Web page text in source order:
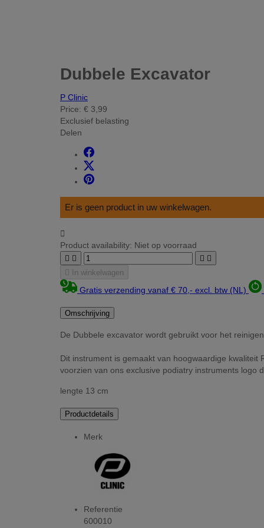
Dubbele Excavator
P Clinic
Price: € 3,99
Exclusief belasting
Delen
Er is geen product in uw winkelwagen.

Product availability: Niet op voorraad
   
In winkelwagen
Gratis verzending vanaf € 70,- excl. btw (NL)
Omschrijving
De Dubbele excavator wordt gebruikt voor het
Dit instrument is gemaakt van hoogwaardige
voorzien van ons exclusive podiatry instruments logo
lengte 13 cm
Productdetails
Merk
Referentie
600010